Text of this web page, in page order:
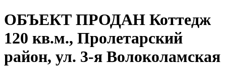
ОБЪЕКТ ПРОДАН Коттедж
120 кв.м., Пролетарский
район, ул. 3-я Волоколамская